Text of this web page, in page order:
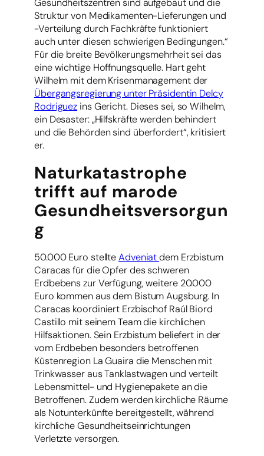
Gesundheitszentren sind aufgebaut und die
Struktur von Medikamenten-Lieferungen und
-Verteilung durch Fachkräfte funktioniert
auch unter diesen schwierigen Bedingungen.“
Für die breite Bevölkerungsmehrheit sei das
eine wichtige Hoffnungsquelle. Hart geht
Wilhelm mit dem Krisenmanagement der
Übergangsregierung unter Präsidentin Delcy
Rodriguez ins Gericht. Dieses sei, so Wilhelm,
ein Desaster: „Hilfskräfte werden behindert
und die Behörden sind überfordert“, kritisiert
er.
Naturkatastrophe
trifft auf marode
Gesundheitsversorgun
g
50.000 Euro stellteAdveniatdem Erzbistum
Caracas für die Opfer des schweren
Erdbebens zur Verfügung, weitere 20.000
Euro kommen aus dem Bistum Augsburg. In
Caracas koordiniert Erzbischof Raúl Biord
Castillo mit seinem Team die kirchlichen
Hilfsaktionen. Sein Erzbistum beliefert in der
vom Erdbeben besonders betroffenen
Küstenregion La Guaira die Menschen mit
Trinkwasser aus Tanklastwagen und verteilt
Lebensmittel- und Hygienepakete an die
Betroffenen. Zudem werden kirchliche Räume
als Notunterkünfte bereitgestellt, während
kirchliche Gesundheitseinrichtungen
Verletzte versorgen.